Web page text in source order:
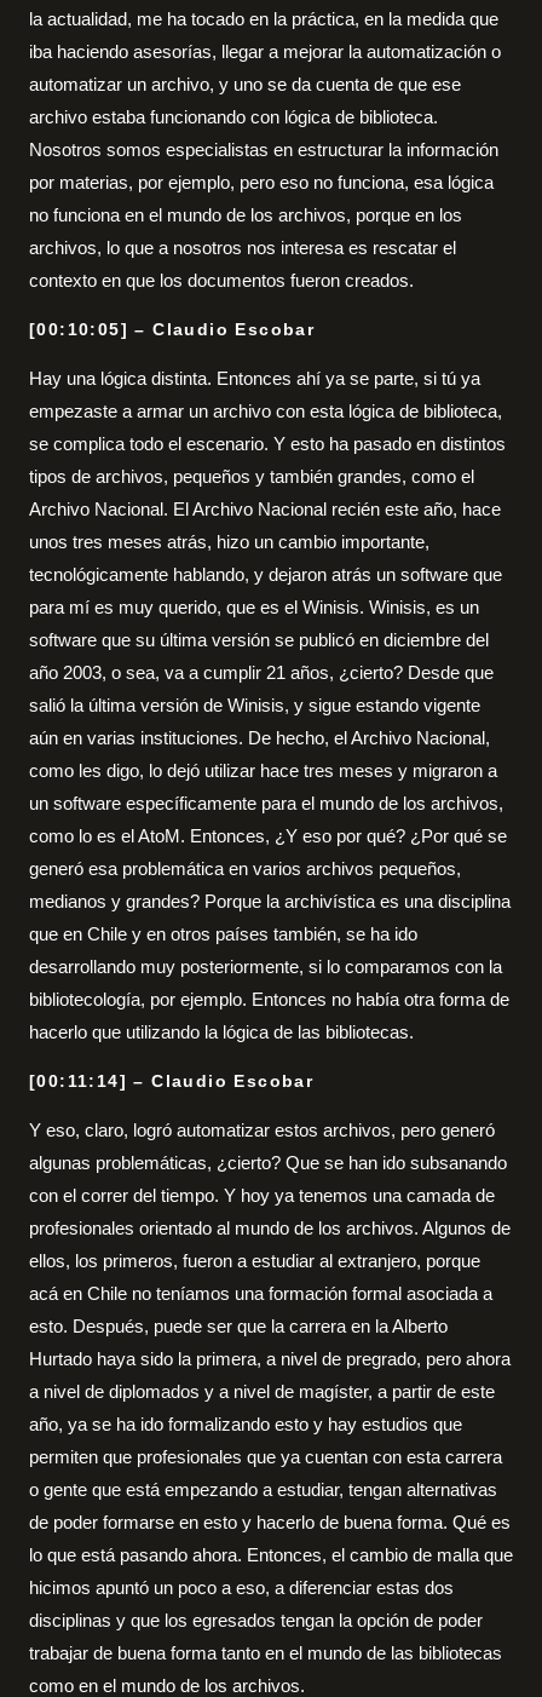
la actualidad, me ha tocado en la práctica, en la medida que
iba haciendo asesorías, llegar a mejorar la automatización o
automatizar un archivo, y uno se da cuenta de que ese
archivo estaba funcionando con lógica de biblioteca.
Nosotros somos especialistas en estructurar la información
por materias, por ejemplo, pero eso no funciona, esa lógica
no funciona en el mundo de los archivos, porque en los
archivos, lo que a nosotros nos interesa es rescatar el
contexto en que los documentos fueron creados.
[00:10:05] – Claudio Escobar
Hay una lógica distinta. Entonces ahí ya se parte, si tú ya
empezaste a armar un archivo con esta lógica de biblioteca,
se complica todo el escenario. Y esto ha pasado en distintos
tipos de archivos, pequeños y también grandes, como el
Archivo Nacional. El Archivo Nacional recién este año, hace
unos tres meses atrás, hizo un cambio importante,
tecnológicamente hablando, y dejaron atrás un software que
para mí es muy querido, que es el Winisis. Winisis, es un
software que su última versión se publicó en diciembre del
año 2003, o sea, va a cumplir 21 años, ¿cierto? Desde que
salió la última versión de Winisis, y sigue estando vigente
aún en varias instituciones. De hecho, el Archivo Nacional,
como les digo, lo dejó utilizar hace tres meses y migraron a
un software específicamente para el mundo de los archivos,
como lo es el AtoM. Entonces, ¿Y eso por qué? ¿Por qué se
generó esa problemática en varios archivos pequeños,
medianos y grandes? Porque la archivística es una disciplina
que en Chile y en otros países también, se ha ido
desarrollando muy posteriormente, si lo comparamos con la
bibliotecología, por ejemplo. Entonces no había otra forma de
hacerlo que utilizando la lógica de las bibliotecas.
[00:11:14] – Claudio Escobar
Y eso, claro, logró automatizar estos archivos, pero generó
algunas problemáticas, ¿cierto? Que se han ido subsanando
con el correr del tiempo. Y hoy ya tenemos una camada de
profesionales orientado al mundo de los archivos. Algunos de
ellos, los primeros, fueron a estudiar al extranjero, porque
acá en Chile no teníamos una formación formal asociada a
esto. Después, puede ser que la carrera en la Alberto
Hurtado haya sido la primera, a nivel de pregrado, pero ahora
a nivel de diplomados y a nivel de magíster, a partir de este
año, ya se ha ido formalizando esto y hay estudios que
permiten que profesionales que ya cuentan con esta carrera
o gente que está empezando a estudiar, tengan alternativas
de poder formarse en esto y hacerlo de buena forma. Qué es
lo que está pasando ahora. Entonces, el cambio de malla que
hicimos apuntó un poco a eso, a diferenciar estas dos
disciplinas y que los egresados tengan la opción de poder
trabajar de buena forma tanto en el mundo de las bibliotecas
como en el mundo de los archivos.